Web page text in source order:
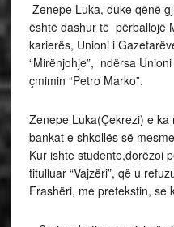
Zenepe Luka, duke qënë
është dashur të përballojë
karierës, Unioni i
“Mirënjohje”, ndërsa
çmimin “Petro Marko”.
Zenepe Luka(Çekrezi) e
bankat e shkollës së
Kur ishte studente,dorëzoi
titulluar “Vajzëri”, që u
Frashëri, me pretekstin, se